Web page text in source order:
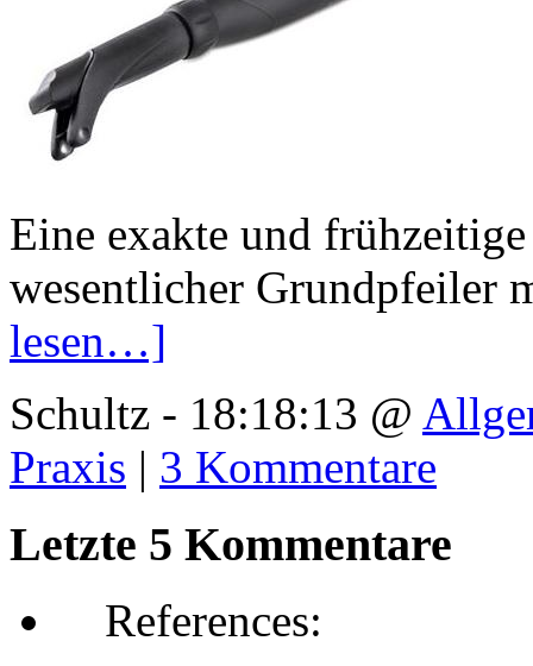
Eine exakte und
wesentlicher Grundpfeiler
lesen…]
Schultz - 18:18:13 @
Praxis | 3 Kommentare
Letzte 5 Kommentare
References: